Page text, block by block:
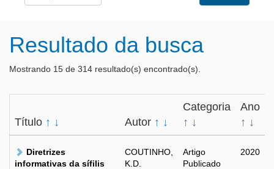
Resultado da busca
Mostrando 15 de 314 resultado(s) encontrado(s).
Título ↑ ↓ Autor ↑ ↓
Categoria
↑ ↓
Ano
↑ ↓
Diretrizes
informativas da sífilis
COUTINHO,
K.D.
Artigo
Publicado
2020